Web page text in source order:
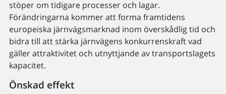
stöper om tidigare processer och lagar.
Förändringarna kommer att forma framtidens
europeiska järnvägsmarknad inom överskådlig tid och
bidra till att stärka järnvägens konkurrenskraft vad
gäller attraktivitet och utnyttjande av transportslagets
kapacitet.
Önskad effekt